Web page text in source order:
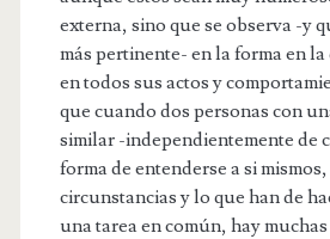
externa, sino que se observa -y
más pertinente- en la forma en la
en todos sus actos y
que cuando dos personas con
similar -independientemente de
forma de entenderse a si
circunstancias y lo que han de
una tarea en común, hay muchas